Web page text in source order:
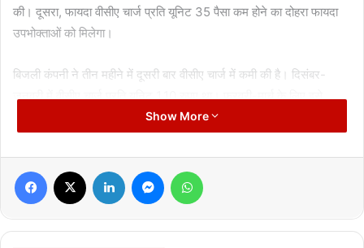
की। दूसरा, फायदा वीसीए चार्ज प्रति यूनिट 35 पैसा कम होने का दोहरा फायदा
उपभोक्ताओं को मिलेगा।
बिजली कंपनी ने तीन महीने में दूसरी बार वीसीए चार्ज में कमी की है। दिसंबर-
जनवरी में वीसीए चार्ज प्रति यूनिट 1.10 रुपए था। फरवरी-मार्च के लिए इसे
घटाकर 78 पैसे प्रति यूनिट किया गया। अब अप्रैल-मई के लिए इसमें फिर कमी
करके 43 पैसा प्रति यूनिट तय किया गया है। इस तरह दो बार की कमी से
उपभोक्ताओं को तीन महीने में 67 पैसे की फायदा मिला है।
कंपनी को सस्ती मिली बिजली, दूसरी बार वीसीए चार्ज घटा
बिजली कंपनी अक्सर सप्लाई को सामान्य रखने के लिए पाॅवर प्लांटों से बिजली
Show More
Facebook LinkedIn Messenger